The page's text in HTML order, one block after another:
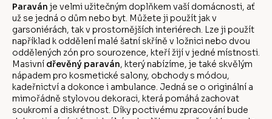
Paraván je velmi užitečným doplňkem vaší domácnosti, ať
už se jedná o dům nebo byt. Můžete ji použít jak v
garsoniérách, tak v prostornějších interiérech. Lze ji použít
například k oddělení malé šatní skříně v ložnici nebo dvou
oddělených zón pro sourozence, kteří žijí v jedné místnosti.
Masivní dřevěný paraván, který nabízíme, je také skvělým
nápadem pro kosmetické salony, obchody s módou,
kadeřnictví a dokonce i ambulance. Jedná se o originální a
mimořádně stylovou dekoraci, která pomáhá zachovat
soukromí a diskrétnost. Díky poctivému zpracování bude